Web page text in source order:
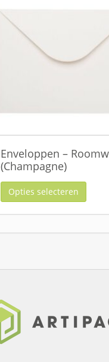
Enveloppen –
(Champagne)
Opties selecteren